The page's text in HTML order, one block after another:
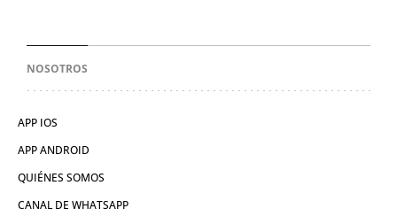
NOSOTROS
APP IOS
APP ANDROID
QUIÉNES SOMOS
CANAL DE WHATSAPP